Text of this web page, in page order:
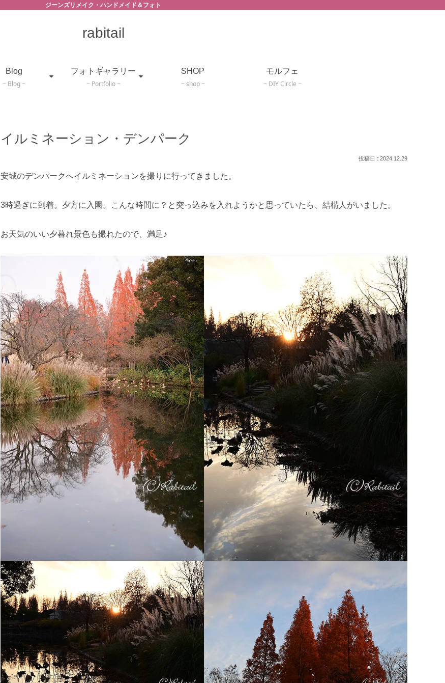
ジーンズリメイク・ハンドメイド＆フォト
rabitail
Blog
Blog
フォトギャラリー
Portfolio
SHOP
shop
モルフェ
DIY Circle
イルミネーション・デンパーク
2024.12.29
安城のデンパークへイルミネーションを撮りに行ってきました。
3時過ぎに到着。夕方に入園。こんな時間に？と突っ込みを入れようかと思っていたら、結構人がいました。
お天気のいい夕暮れ景色も撮れたので、満足♪